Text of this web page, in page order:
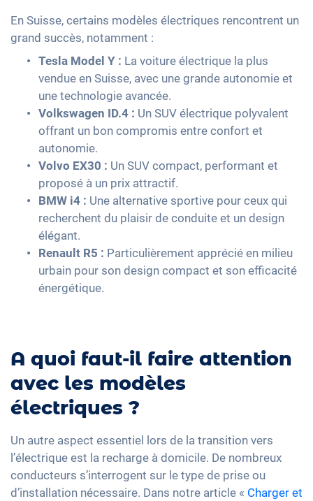
En Suisse, certains modèles électriques rencontrent un
grand succès, notamment :
Tesla Model Y : La voiture électrique la plus
vendue en Suisse, avec une grande autonomie et
une technologie avancée.
Volkswagen ID.4 : Un SUV électrique polyvalent
offrant un bon compromis entre confort et
autonomie.
Volvo EX30 : Un SUV compact, performant et
proposé à un prix attractif.
BMW i4 : Une alternative sportive pour ceux qui
recherchent du plaisir de conduite et un design
élégant.
Renault R5 : Particulièrement apprécié en milieu
urbain pour son design compact et son efficacité
énergétique.
A quoi faut-il faire attention
avec les modèles
électriques ?
Un autre aspect essentiel lors de la transition vers
l’électrique est la recharge à domicile. De nombreux
conducteurs s’interrogent sur le type de prise ou
d’installation nécessaire. Dans notre article « Charger et